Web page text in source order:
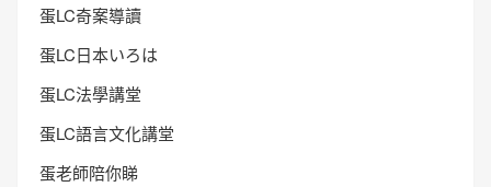
蛋LC奇案導讀
蛋LC日本いろは
蛋LC法學講堂
蛋LC語言文化講堂
蛋老師陪你睇